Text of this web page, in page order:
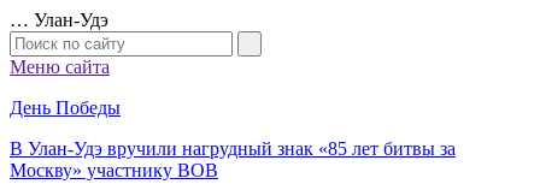
… Улан-Удэ
Меню сайта
День Победы
В Улан-Удэ вручили нагрудный знак «85 лет битвы за
Москву» участнику ВОВ